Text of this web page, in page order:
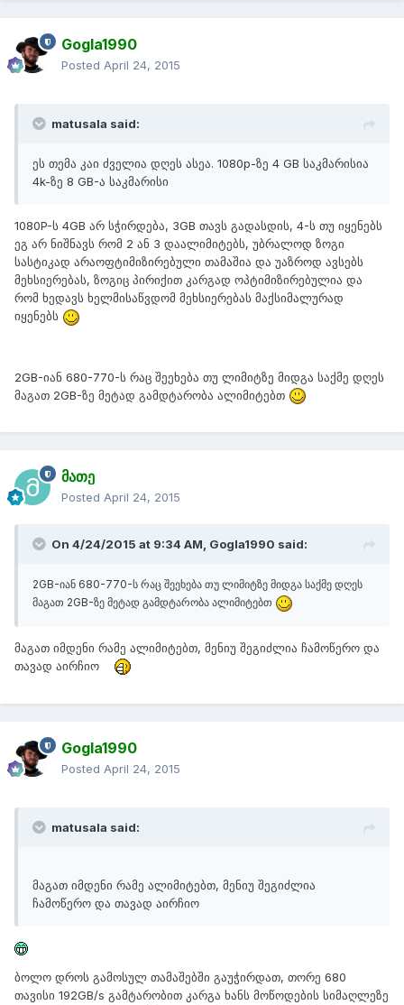
Gogla1990
Posted April 24, 2015
matusala said:
ეს თემა კაი ძველია დღეს ასეა. 1080p-ზე 4 GB საკმარისია
4k-ზე 8 GB-ა საკმარისი
1080P-ს 4GB არ სჭირდება, 3GB თავს გადასდის, 4-ს თუ იყენებს
ეგ არ ნიშნავს რომ 2 ან 3 დაალიმიტებს, უბრალოდ ზოგი
სასტიკად არაოფტიმიზირებული თამაშია და უაზროდ ავსებს
მეხსიერებას, ზოგიც პირიქით კარგად ოპტიმიზირებულია და
რომ ხედავს ხელმისაწვდომ მეხსიერებას მაქსიმალურად
იყენებს
2GB-იან 680-770-ს რაც შეეხება თუ ლიმიტზე მიდგა საქმე დღეს
მაგათ 2GB-ზე მეტად გამდტარობა ალიმიტებთ
მათე
Posted April 24, 2015
On 4/24/2015 at 9:34 AM, Gogla1990 said:
2GB-იან 680-770-ს რაც შეეხება თუ ლიმიტზე მიდგა საქმე დღეს
მაგათ 2GB-ზე მეტად გამდტარობა ალიმიტებთ
მაგათ იმდენი რამე ალიმიტებთ, მენიუ შეგიძლია ჩამოწერო და
თავად აირჩიო
Gogla1990
Posted April 24, 2015
matusala said:
მაგათ იმდენი რამე ალიმიტებთ, მენიუ შეგიძლია
ჩამოწერო და თავად აირჩიო
ბოლო დროს გამოსულ თამაშებში გაუჭირდათ, თორე 680
თავისი 192GB/s გამტარობით კარგა ხანს მოწოდების სიმაღლეზე